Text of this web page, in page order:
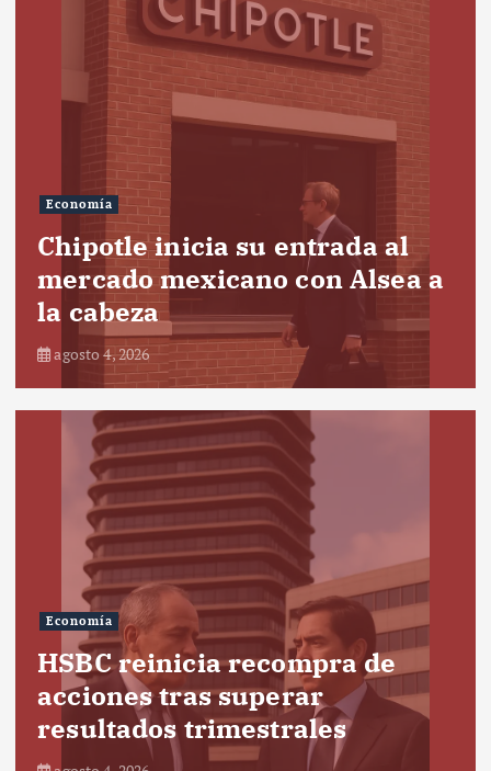
Economía
Chipotle inicia su entrada al
mercado mexicano con Alsea a
la cabeza
agosto 4, 2026
Economía
HSBC reinicia recompra de
acciones tras superar
resultados trimestrales